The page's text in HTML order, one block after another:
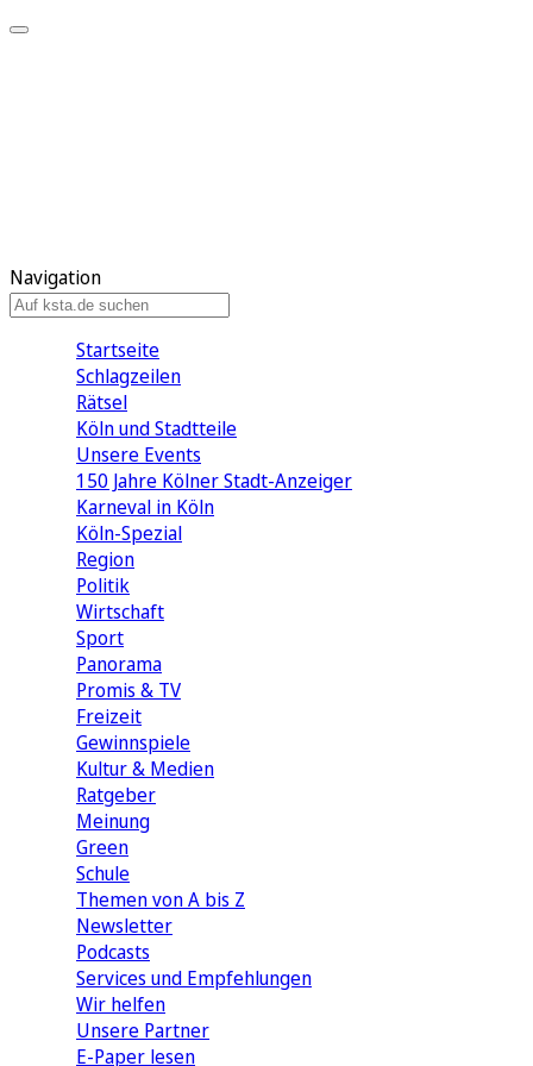
Navigation
Startseite
Schlagzeilen
Rätsel
Köln und Stadtteile
Unsere Events
150 Jahre Kölner Stadt-Anzeiger
Karneval in Köln
Köln-Spezial
Region
Politik
Wirtschaft
Sport
Panorama
Promis & TV
Freizeit
Gewinnspiele
Kultur & Medien
Ratgeber
Meinung
Green
Schule
Themen von A bis Z
Newsletter
Podcasts
Services und Empfehlungen
Wir helfen
Unsere Partner
E-Paper lesen